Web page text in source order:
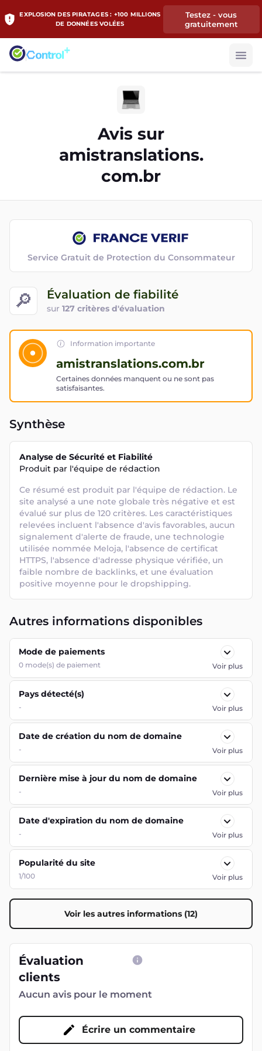
EXPLOSION DES PIRATAGES : +100 MILLIONS
DE DONNÉES VOLÉES
Testez - vous
gratuitement
Avis sur
amistranslations.
com.br
🔎 Évaluation de fiabilité
sur 127 critères d'évaluation
Service Gratuit de Protection du Consommateur
Information importante
amistranslations.com.br
Certaines données manquent ou ne sont pas
satisfaisantes.
Synthèse
Analyse de Sécurité et Fiabilité
Produit par l'équipe de rédaction
Ce résumé est produit par l'équipe de rédaction. Le
site analysé a une note globale très négative et est
évalué sur plus de 120 critères. Les caractéristiques
relevées incluent l'absence d'avis favorables, aucun
signalement d'alerte de fraude, une technologie
utilisée nommée Meloja, l'absence de certificat
HTTPS, l'absence d'adresse physique vérifiée, un
faible nombre de backlinks, et une évaluation
positive moyenne pour le dropshipping.
Autres informations disponibles
Mode de paiements
0 mode(s) de paiement Voir plus
Pays détecté(s)
- Voir plus
Date de création du nom de domaine
- Voir plus
Dernière mise à jour du nom de domaine
- Voir plus
Date d'expiration du nom de domaine
- Voir plus
Popularité du site
1/100 Voir plus
Voir les autres informations (12)
Évaluation
clients
Aucun avis pour le moment
Écrire un commentaire